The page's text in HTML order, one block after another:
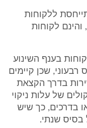
ללקוחות
לקוחות
בענף השינוע
שכן קיימים
בדרך הקצאת
של עלות ניקוי
בדרכים, כך שיש
שנתי.